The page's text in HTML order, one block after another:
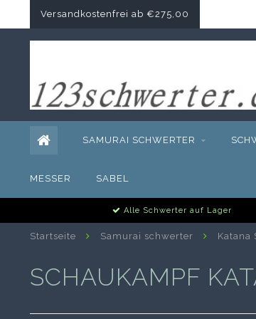
Versandkostenfrei ab €275,00
SAMURAI SCHWERTER
MESSER SABEL
Alle Schwerter auf Lager
Startseite Samurai schwerter Katana
SCHAUKAMPF